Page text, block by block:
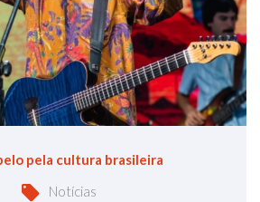
pela cultura brasileira
Notícias